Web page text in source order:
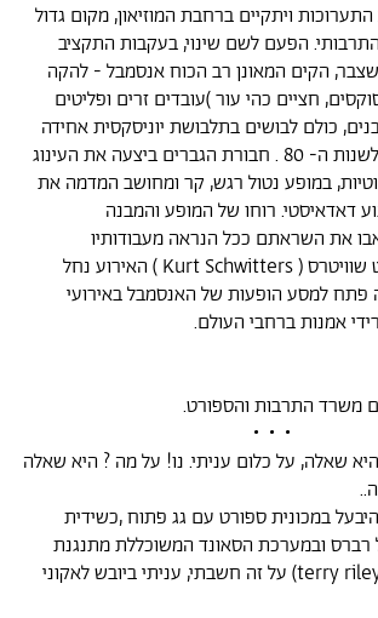
ויתקיים ברחבת המוזיאון, מקום גדול
הפעם לשם שינוי, בעקבות התקציב
שצבר, הקים המאונן רב הכוח אנסמבל - להקה
חציים כהי עור )עובדים זרים ופליטים
כולם לבושים בתלבושת יוניסקסית אחידה
מעוצבת עם קריצה לשנות ה- 80 . חבורת הגברים ביצעה את העינוג
במופע נטול רגש, קר ומחושב המדמה את
דאדאיסטי. רוחו של המופע והמבנה
את השראתם ככל הנראה מעבודותיו
התקדימיות של קורט שוויטרס ( Kurt Schwitters ) האירוע נחל
פתח למסע הופעות של האנסמבל באירועי
אמנות ברחבי העולם.
משרד התרבות והספורט.
• • •
שאלה, על כלום עניתי. נו! על מה ? היא שאלה
במכונית ספורט עם גג פתוח ,כשידית
רברס ובמערכת הסאונד המשוכללת מתנגנת
יצירה של טרי רילי (terry riley) על זה חשבתי, עניתי ביובש לאקוני